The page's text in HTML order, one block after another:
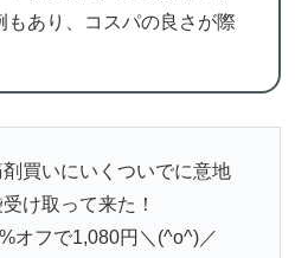
あり、コスパの良さが際
買いにいくついでに意地
け取って来た！
オフで1,080円＼(^o^)／